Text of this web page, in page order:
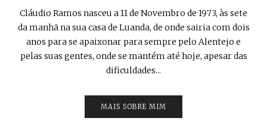
Cláudio Ramos nasceu a 11 de Novembro de 1973, às sete
da manhã na sua casa de Luanda, de onde sairia com dois
anos para se apaixonar para sempre pelo Alentejo e
pelas suas gentes, onde se mantém até hoje, apesar das
dificuldades...
MAIS SOBRE MIM